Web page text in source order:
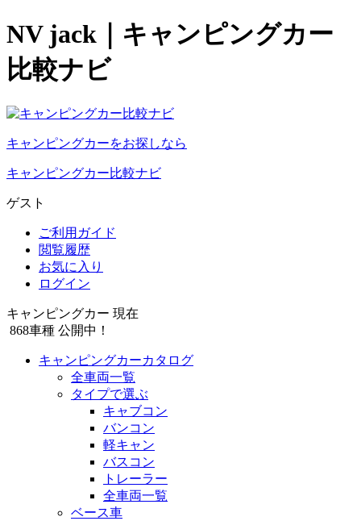
NV jack｜キャンピングカー
比較ナビ
キャンピングカーをお探しなら
キャンピングカー比較ナビ
ゲスト
ご利用ガイド
閲覧履歴
お気に入り
ログイン
キャンピングカー 現在
868車種 公開中！
キャンピングカーカタログ
全車両一覧
タイプで選ぶ
キャブコン
バンコン
軽キャン
バスコン
トレーラー
全車両一覧
ベース車